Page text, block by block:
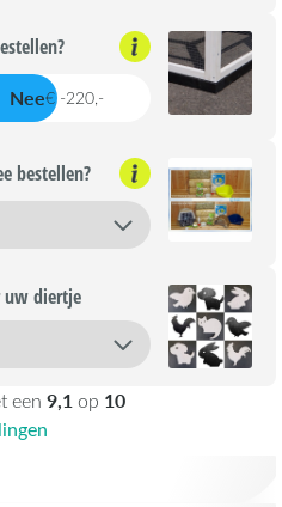
een 9,1 op 10
Nee€ -220,-
bestellen?
uw diertje